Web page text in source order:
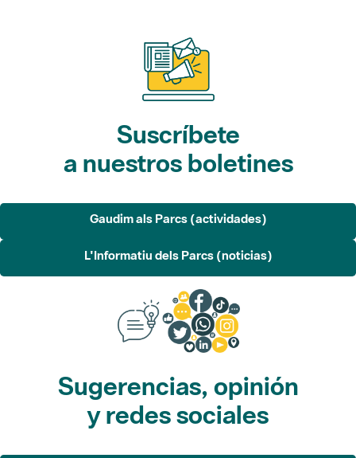
Suscríbete
a nuestros boletines
Gaudim als Parcs (actividades)
L'Informatiu dels Parcs (noticias)
Sugerencias, opinión
y redes sociales